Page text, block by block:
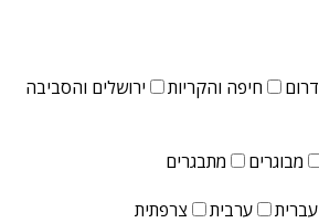
דרום חיפה והקריות ירושלים והסביבה
מבוגרים
מתבגרים
עברית ערבית צרפתית